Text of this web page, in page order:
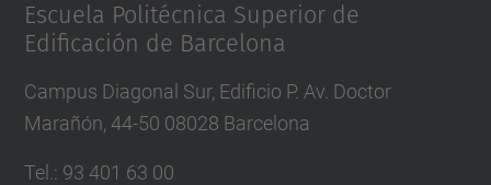
Escuela Politécnica Superior de
Edificación de Barcelona
Campus Diagonal Sur, Edificio P. Av. Doctor
Marañón, 44-50 08028 Barcelona
Tel. : 93 401 63 00